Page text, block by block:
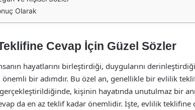
Olarak
Cevap İçin Güzel Sözler
hayatlarını birleştirdiği, duygularını
bir adımdır. Bu özel an, genellikle bir evlilik
kişinin hayatında unutulmaz bir
da en az teklif kadar önemlidir. İşte, evlilik